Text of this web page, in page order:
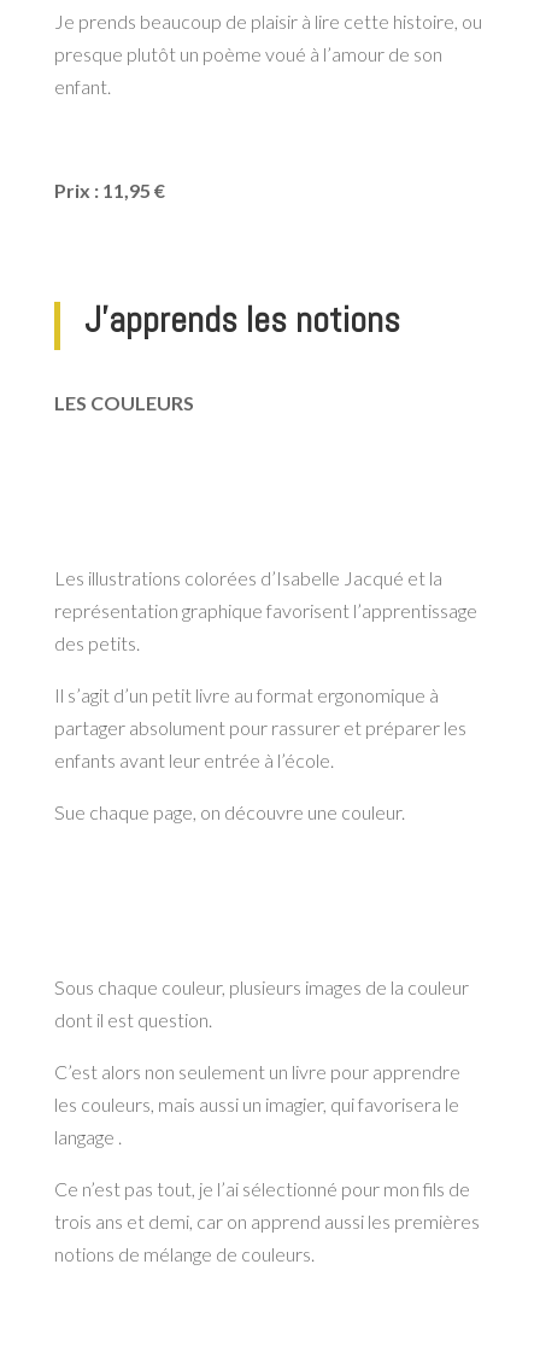
Je prends beaucoup de plaisir à lire cette histoire, ou
presque plutôt un poème voué à l’amour de son
enfant.
Prix : 11,95 €
J’apprends les notions
LES COULEURS
Les illustrations colorées d’Isabelle Jacqué et la
représentation graphique favorisent l’apprentissage
des petits.
Il s’agit d’un petit livre au format ergonomique à
partager absolument pour rassurer et préparer les
enfants avant leur entrée à l’école.
Sue chaque page, on découvre une couleur.
Sous chaque couleur, plusieurs images de la couleur
dont il est question.
C’est alors non seulement un livre pour apprendre
les couleurs, mais aussi un imagier, qui favorisera le
langage .
Ce n’est pas tout, je l’ai sélectionné pour mon fils de
trois ans et demi, car on apprend aussi les premières
notions de mélange de couleurs.